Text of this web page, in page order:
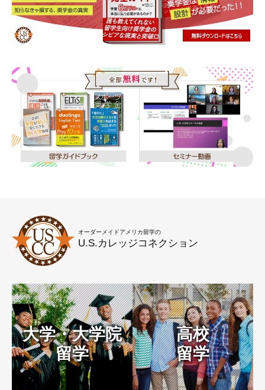
オーダーメイドアメリカ留学の
U.S.カレッジコネクション
大学・大学院
留学
高校
留学